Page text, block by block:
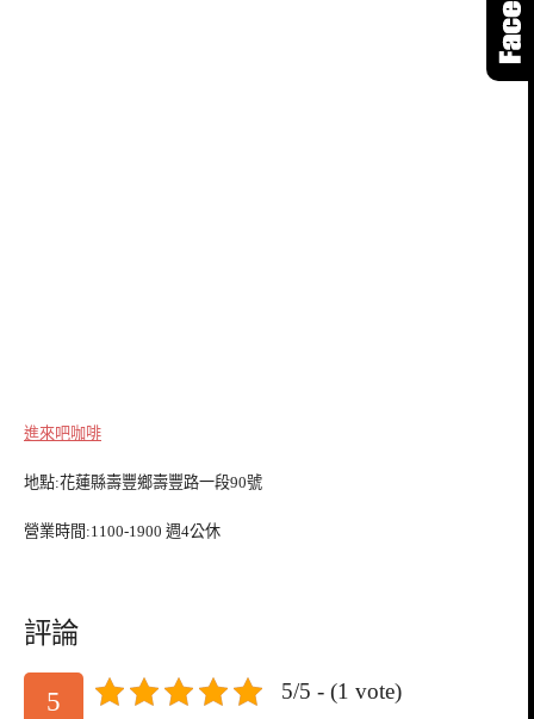
進來吧咖啡
地點:花蓮縣壽豐鄉壽豐路一段90號
營業時間:1100-1900 週4公休
評論
5 5/5 - (1 vote)